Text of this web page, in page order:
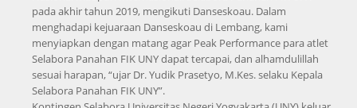
pada akhir tahun 2019, mengikuti Danseskoau. Dalam
menghadapi kejuaraan Danseskoau di Lembang, kami
menyiapkan dengan matang agar Peak Performance para atlet
Selabora Panahan FIK UNY dapat tercapai, dan alhamdulillah
sesuai harapan, “ujar Dr. Yudik Prasetyo, M.Kes. selaku Kepala
Selabora Panahan FIK UNY”.